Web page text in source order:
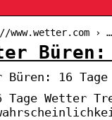
›
Büren:
Büren: 16
Tage Wetter